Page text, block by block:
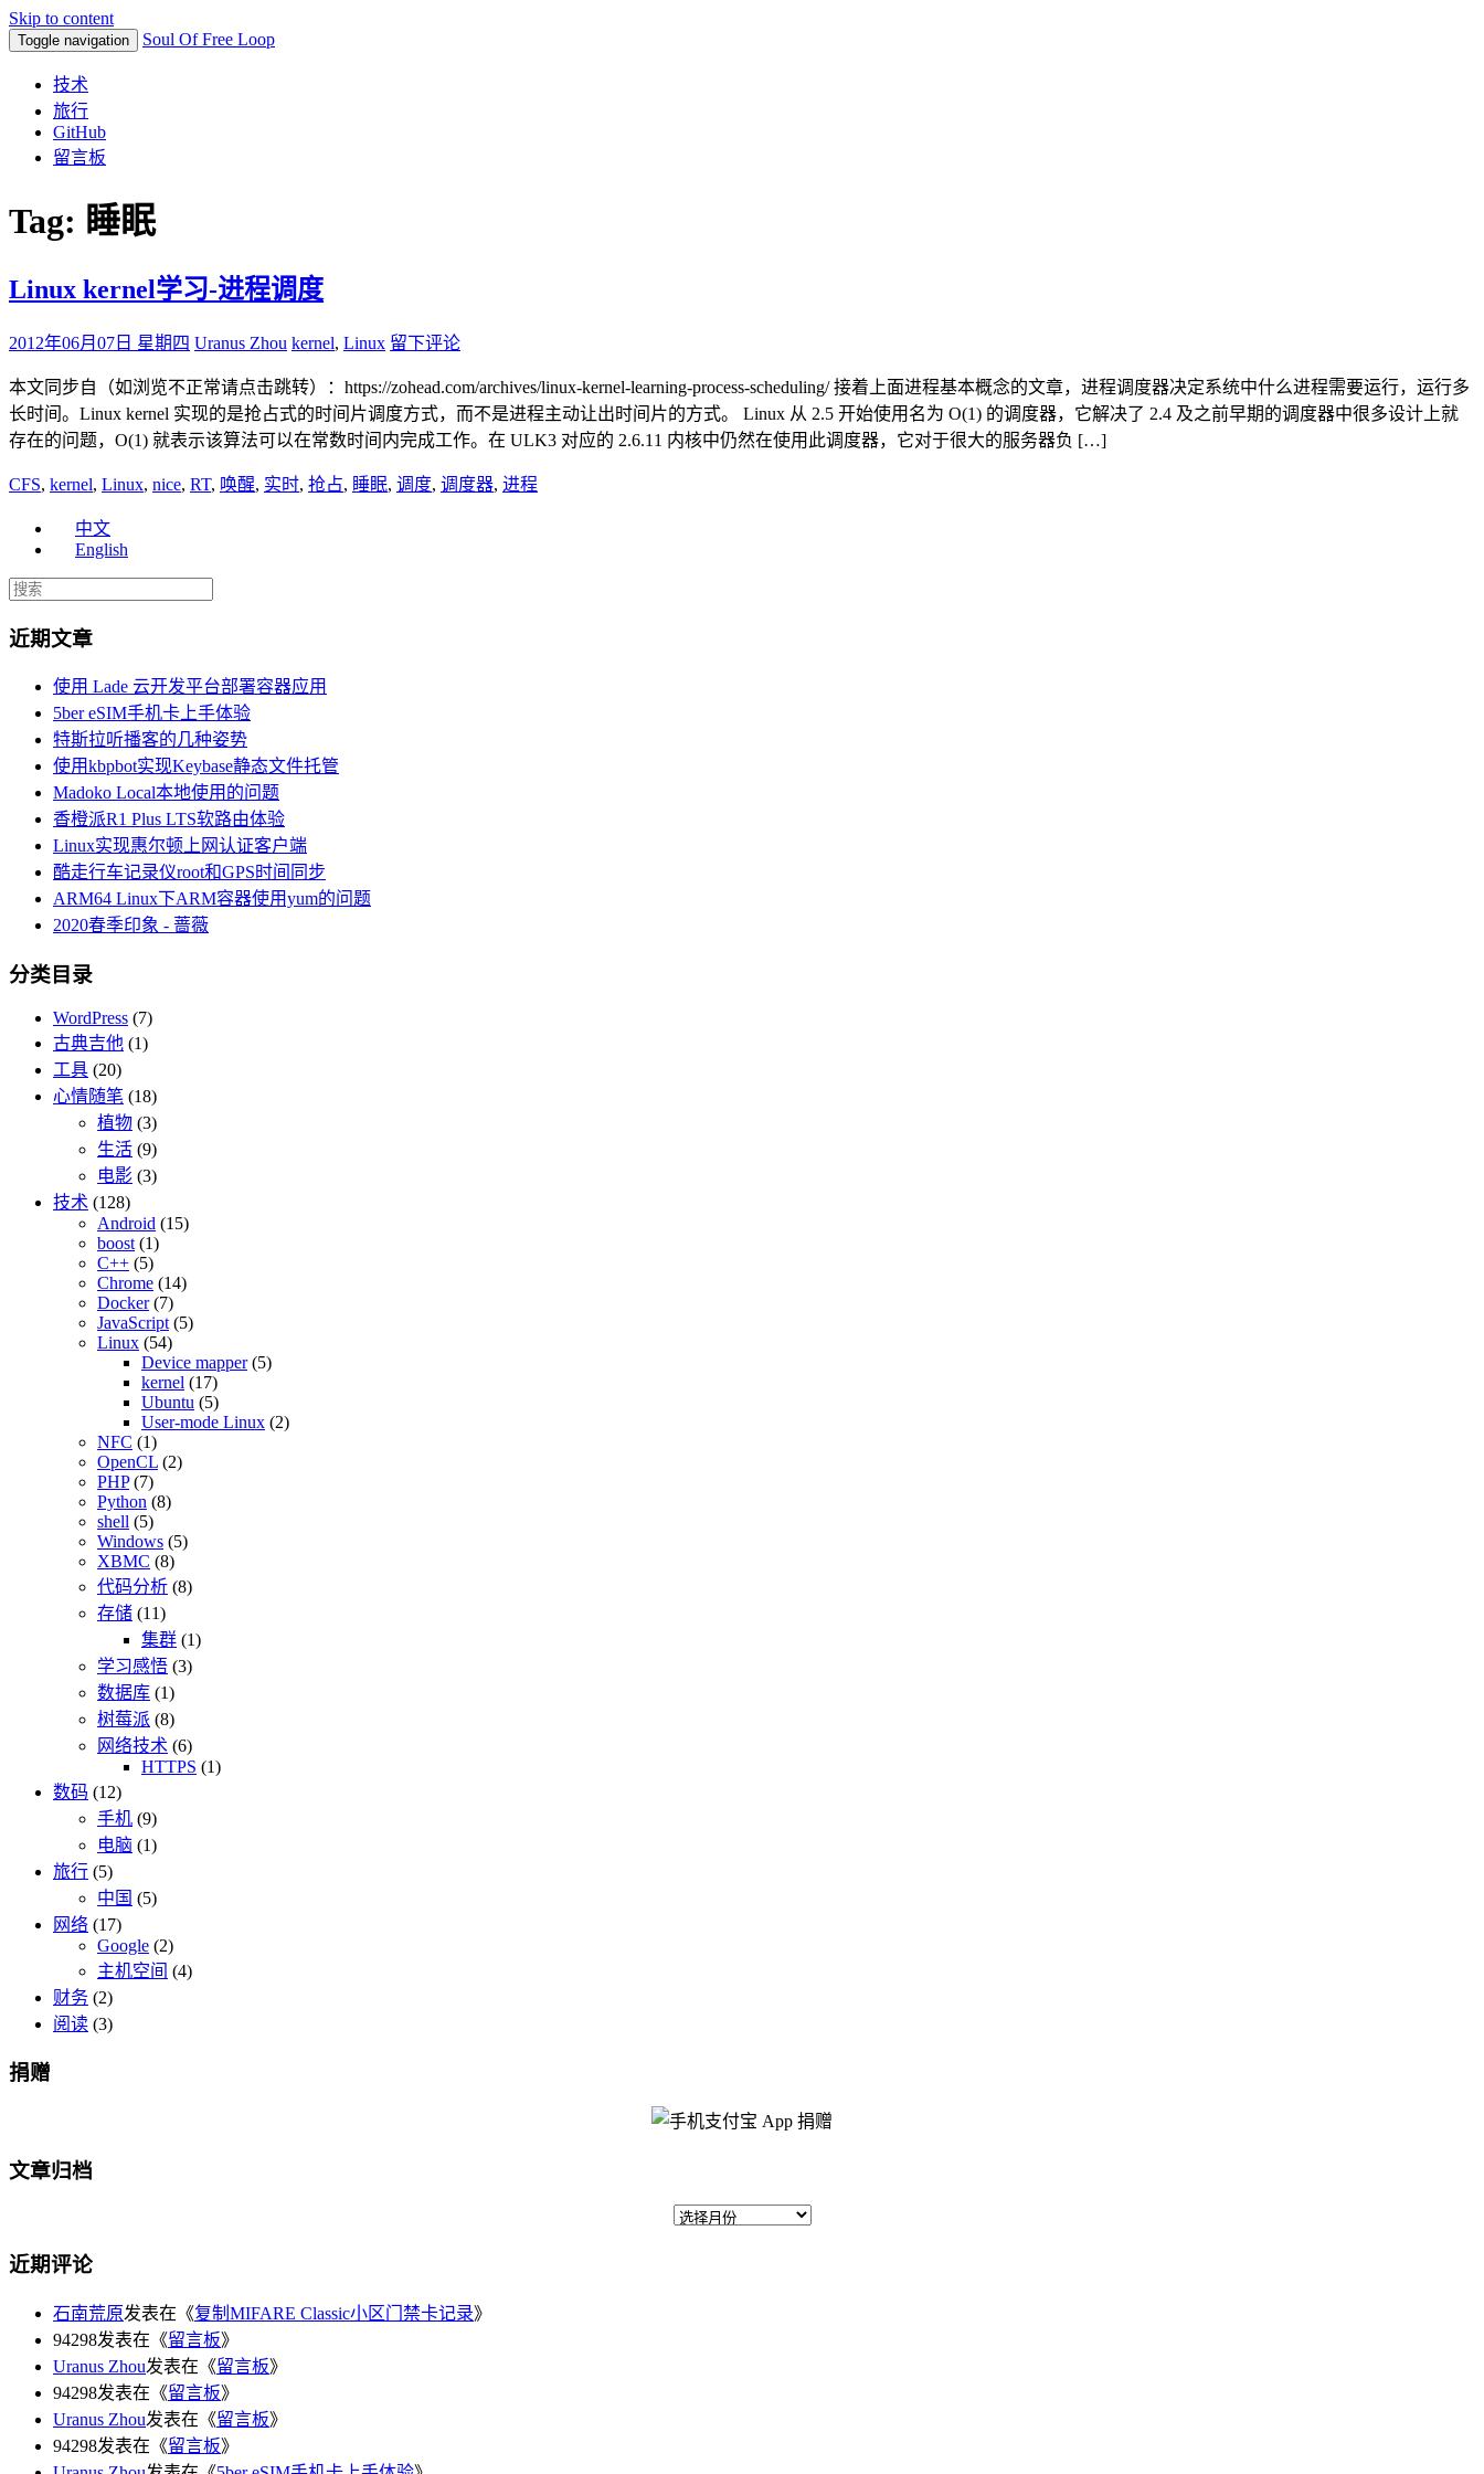
Skip to content
Toggle navigation Soul Of Free Loop
技术
旅行
GitHub
留言板
Tag: 睡眠
Linux kernel学习-进程调度
2012年06月07日 星期四 Uranus Zhou kernel, Linux 留下评论
本文同步自（如浏览不正常请点击跳转）：https://zohead.com/archives/linux-kernel-learning-process-scheduling/ 接着上面进程基本概念的文章，进程调度器决定系统中什么进程需要运行，运行多
长时间。Linux kernel 实现的是抢占式的时间片调度方式，而不是进程主动让出时间片的方式。 Linux 从 2.5 开始使用名为 O(1) 的调度器，它解决了 2.4 及之前早期的调度器中很多设计上就
存在的问题，O(1) 就表示该算法可以在常数时间内完成工作。在 ULK3 对应的 2.6.11 内核中仍然在使用此调度器，它对于很大的服务器负 […]
CFS, kernel, Linux, nice, RT, 唤醒, 实时, 抢占, 睡眠, 调度, 调度器, 进程
中文
English
近期文章
使用 Lade 云开发平台部署容器应用
5ber eSIM手机卡上手体验
特斯拉听播客的几种姿势
使用kbpbot实现Keybase静态文件托管
Madoko Local本地使用的问题
香橙派R1 Plus LTS软路由体验
Linux实现惠尔顿上网认证客户端
酷走行车记录仪root和GPS时间同步
ARM64 Linux下ARM容器使用yum的问题
2020春季印象 - 蔷薇
分类目录
WordPress (7)
古典吉他 (1)
工具 (20)
心情随笔 (18)
植物 (3)
生活 (9)
电影 (3)
技术 (128)
Android (15)
boost (1)
C++ (5)
Chrome (14)
Docker(7)
JavaScript (5)
Linux (54)
Device mapper(5)
kernel (17)
Ubuntu (5)
User-mode Linux (2)
NFC (1)
OpenCL (2)
PHP(7)
Python (8)
shell (5)
Windows (5)
XBMC (8)
代码分析 (8)
存储 (11)
集群 (1)
学习感悟 (3)
数据库 (1)
树莓派 (8)
网络技术 (6)
HTTPS (1)
数码 (12)
手机 (9)
电脑 (1)
旅行 (5)
中国 (5)
网络 (17)
Google (2)
主机空间 (4)
财务 (2)
阅读 (3)
捐赠
文章归档
近期评论
石南荒原发表在《复制MIFARE Classic小区门禁卡记录》
94298发表在《留言板》
Uranus Zhou发表在《留言板》
94298发表在《留言板》
Uranus Zhou发表在《留言板》
94298发表在《留言板》